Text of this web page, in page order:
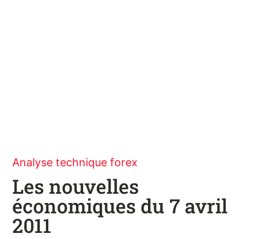
Analyse technique forex
Les nouvelles
économiques du 7 avril
2011